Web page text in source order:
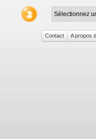
Contact A propos